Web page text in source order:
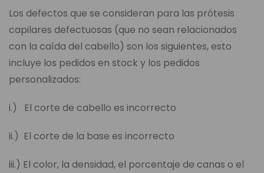
Los defectos que se consideran para las prótesis
capilares defectuosas (que no sean relacionados
con la caída del cabello) son los siguientes, esto
incluye los pedidos en stock y los pedidos
personalizados:
i.) El corte de cabello es incorrecto
ii.) El corte de la base es incorrecto
iii.) El color, la densidad, el porcentaje de canas o el